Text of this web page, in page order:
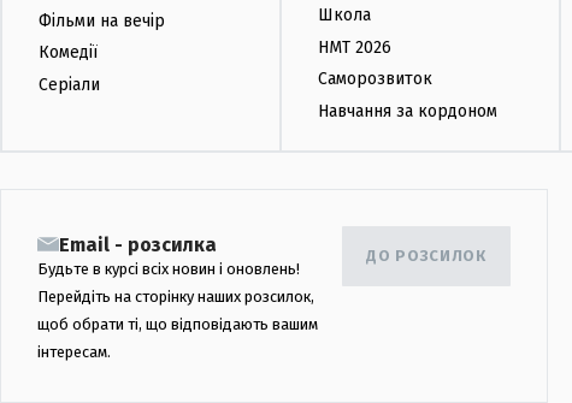
Фільми на вечір
Комедії
Серіали
Школа
НМТ 2026
Саморозвиток
Навчання за кордоном
Email - розсилка
Будьте в курсі всіх новин і оновлень!
Перейдіть на сторінку наших розсилок,
щоб обрати ті, що відповідають вашим
інтересам.
ДО РОЗСИЛОК